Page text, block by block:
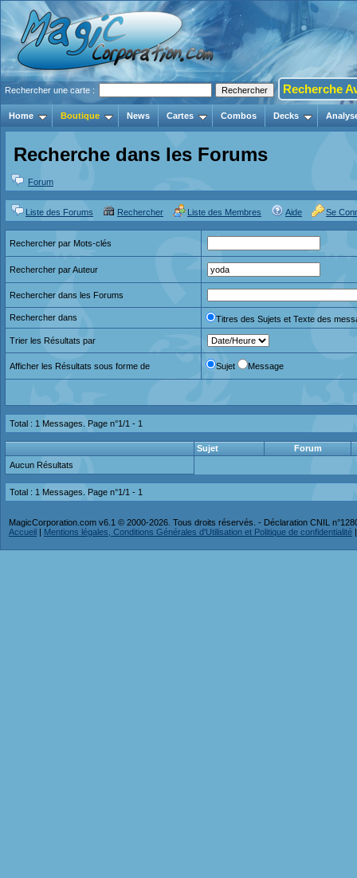
Rechercher une carte : Recherche
Home Boutique News Cartes Combos Decks
Recherche dans les Forums
Forum
Liste des Forums Rechercher Liste des Membres Aide Se
Rechercher par Mots-clés
Rechercher par Auteur
Rechercher dans les Forums
Rechercher dans Titres des Sujets et Texte des
Trier les Résultats par
Afficher les Résultats sous forme de Sujet Message
Total : 1 Messages. Page n°1/1 - 1
Sujet
Forum
Aucun Résultats
Total : 1 Messages. Page n°1/1 - 1
MagicCorporation.com v6.1 © 2000-2026. Tous droits réservés. - Déclaration CNIL
Accueil | Mentions légales, Conditions Générales d'Utilisation et Politique de confidentialité